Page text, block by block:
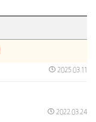
2025.03.11
2022.03.24